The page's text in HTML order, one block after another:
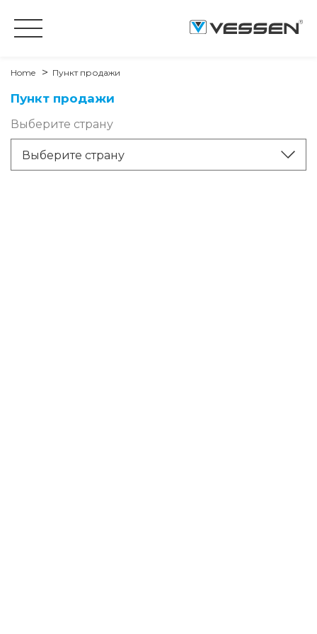
Home Пункт продажи
Пункт продажи
Выберите страну
Выберите страну